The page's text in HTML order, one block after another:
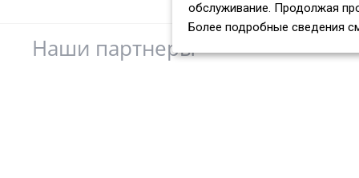
Наши партнеры
обслуживание. Продолжая
Более подробные сведения